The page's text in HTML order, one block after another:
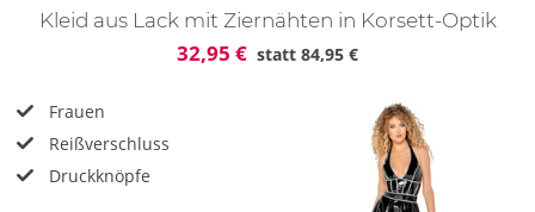
Kleid aus Lack mit Ziernähten in Korsett-Optik
32,95 € statt 84,95 €
Frauen
Reißverschluss
Druckknöpfe